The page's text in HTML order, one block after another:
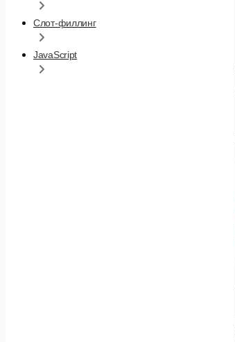
Слот-филлинг
JavaScript